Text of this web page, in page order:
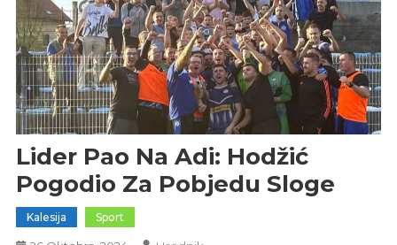
Lider Pao Na Adi: Hodžić
Pogodio Za Pobjedu Sloge
Kalesija Sport